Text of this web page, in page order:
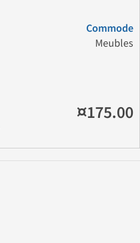
Commode
Meubles
¤175.00